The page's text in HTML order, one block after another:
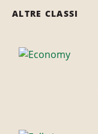
ALTRE CLASSI